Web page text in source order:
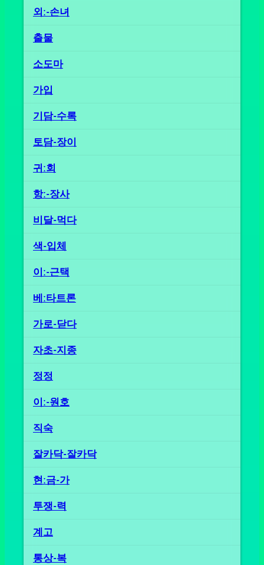
외ː-손녀
출물
소도마
가입
기담-수록
토담-장이
귀ː회
항ː-장사
비달-먹다
색-입체
이ː-근택
베ː타트론
가로-닫다
자초-지종
정정
이ː-원호
직숙
잘카닥-잘카닥
현ː금-가
투쟁-력
계고
통상-복